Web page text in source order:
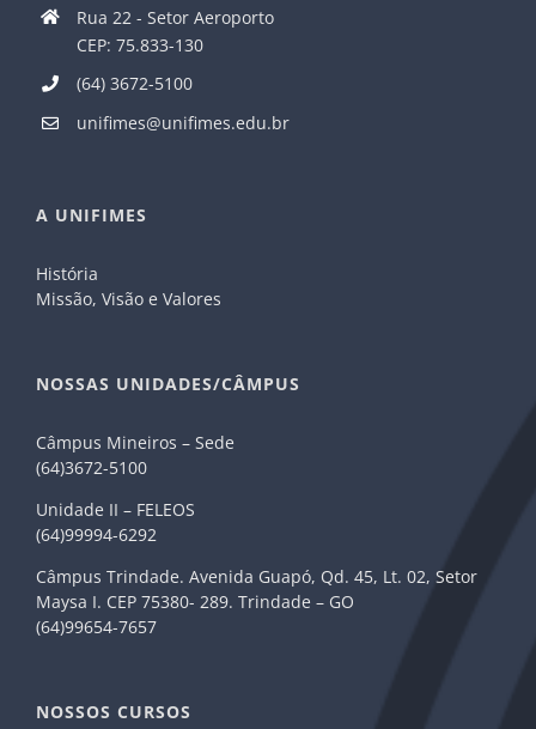
Rua 22 - Setor Aeroporto
CEP: 75.833-130
(64) 3672-5100
unifimes@unifimes.edu.br
A UNIFIMES
História
Missão, Visão e Valores
NOSSAS UNIDADES/CÂMPUS
Câmpus Mineiros – Sede
(64)3672-5100
Unidade II – FELEOS
(64)99994-6292
Câmpus Trindade. Avenida Guapó, Qd. 45, Lt. 02, Setor
Maysa I. CEP 75380- 289. Trindade – GO
(64)99654-7657
NOSSOS CURSOS